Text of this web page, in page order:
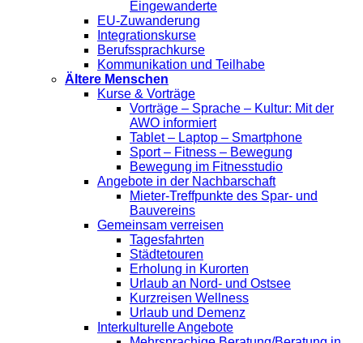
Eingewanderte
EU-Zuwanderung
Integrationskurse
Berufssprachkurse
Kommunikation und Teilhabe
Ältere Menschen
Kurse & Vorträge
Vorträge – Sprache – Kultur: Mit der
AWO informiert
Tablet – Laptop – Smartphone
Sport – Fitness – Bewegung
Bewegung im Fitnesstudio
Angebote in der Nachbarschaft
Mieter-Treffpunkte des Spar- und
Bauvereins
Gemeinsam verreisen
Tagesfahrten
Städtetouren
Erholung in Kurorten
Urlaub an Nord- und Ostsee
Kurzreisen Wellness
Urlaub und Demenz
Interkulturelle Angebote